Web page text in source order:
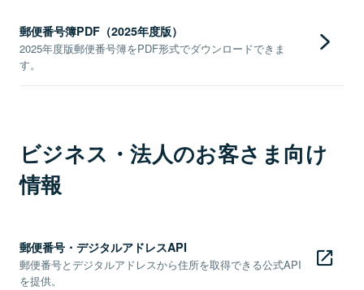
郵便番号簿PDF（2025年度版）
2025年度版郵便番号簿をPDF形式でダウンロードできま
す。
ビジネス・法人のお客さま向け
情報
郵便番号・デジタルアドレスAPI
郵便番号とデジタルアドレスから住所を取得できる公式API
を提供。